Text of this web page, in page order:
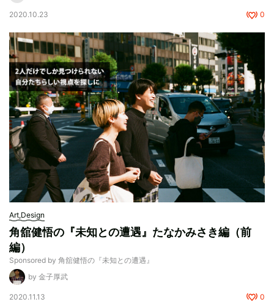
2020.10.23 0
Art,Design
角舘健悟の『未知との遭遇』たなかみさき編（前
編）
Sponsored by 角舘健悟の『未知との遭遇』
by 金子厚武
2020.11.13 0